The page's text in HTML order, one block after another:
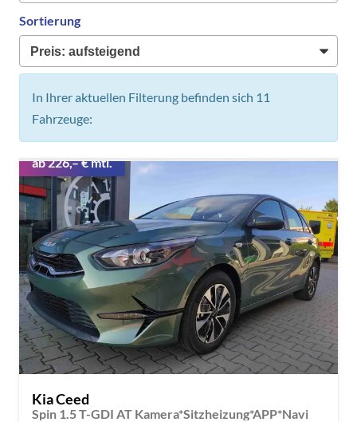
Sortierung
In Ihrer aktuellen Filterung befinden sich 11
Fahrzeuge:
ab 226,– € mtl.
Kia Ceed
Spin 1.5 T-GDI AT Kamera*Sitzheizung*APP*Navi